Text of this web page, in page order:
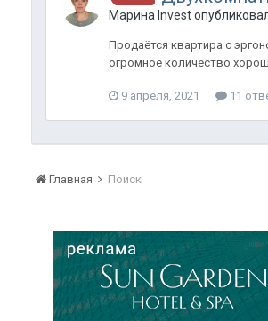
Марина Invest
Продаётся квартира с
огромное количество
9 апреля, 2021 11
Главная Поиск